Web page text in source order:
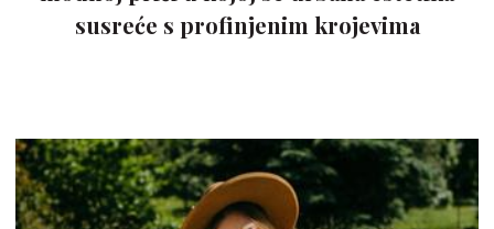
susreće s profinjenim krojevima